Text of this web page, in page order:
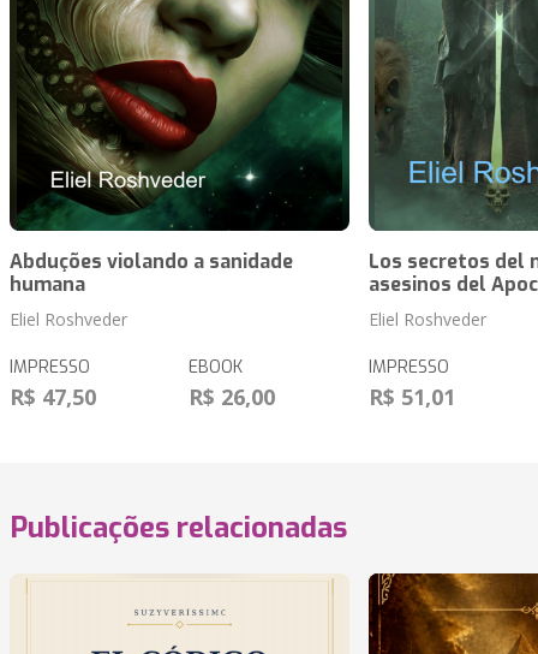
Abduções violando a sanidade
humana
Eliel Roshveder
IMPRESSO
R$ 47,50
EBOOK
R$ 26,00
Los secretos del
asesinos del
Eliel Roshveder
IMPRESSO
R$ 51,01
Publicações relacionadas